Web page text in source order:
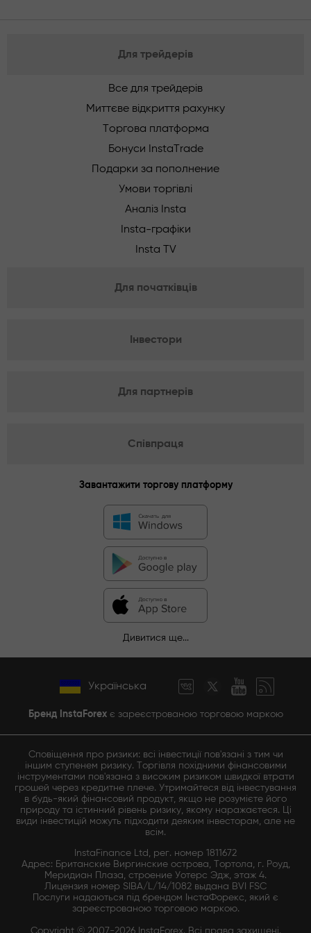
Для трейдерів
Все для трейдерів
Миттєве відкриття рахунку
Торгова платформа
Бонуси InstaTrade
Подарки за пополнение
Умови торгівлі
Аналіз Insta
Insta-графіки
Insta TV
Для початківців
Інвестори
Для партнерів
Співпраця
Завантажити торгову платформу
Дивитися ще...
Українська
Бренд InstaForexє зареєстрованою торговою маркою
Сповіщення про ризики: всі інвестиції пов'язані з тим чи
іншим ступенем ризику. Торгівля похідними фінансовими
інструментами пов'язана з високим ризиком швидкої втрати
грошей через кредитне плече. Утримайтеся від інвестування
в будь-який фінансовий продукт, якщо не розумієте його
природу та істинний рівень ризику, якому наражаєтеся. Ці
види інвестицій можуть підходити деяким інвесторам, але не
всім.
InstaFinance Ltd, рег. номер 1811672
Адрес: Британские Виргинские острова, Тортола, г. Роуд,
Меридиан Плаза, строение Уотерс Эдж, этаж 4.
Лицензия номер SIBA/L/14/1082 выдана BVI FSC
Послуги надаються під брендом ІнстаФорекс, який є
зареєстрованою торговою маркою.
Copyright © 2007-2026 InstaForex. Всі права захищені.